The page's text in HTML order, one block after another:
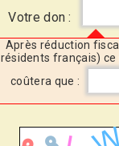
Votre don :
Après réduction
résidents français) ce
coûtera que :